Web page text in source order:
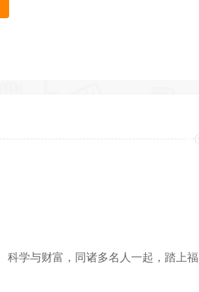
科学与财富，同诸多名人一起，踏上福